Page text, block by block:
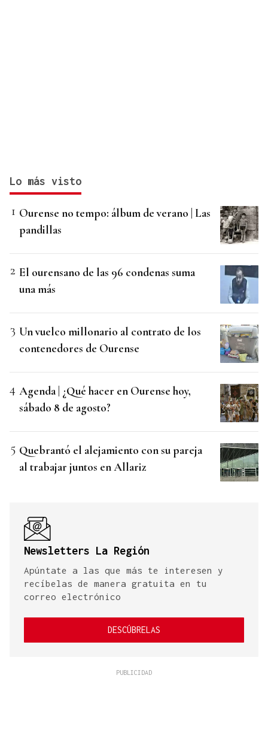
Lo más visto
Ourense no tempo: álbum de verano | Las
pandillas
El ourensano de las 96 condenas suma
una más
Un vuelco millonario al contrato de los
contenedores de Ourense
Agenda | ¿Qué hacer en Ourense hoy,
sábado 8 de agosto?
Quebrantó el alejamiento con su pareja
al trabajar juntos en Allariz
Newsletters La Región
Apúntate a las que más te interesen y
recíbelas de manera gratuita en tu
correo electrónico
DESCÚBRELAS